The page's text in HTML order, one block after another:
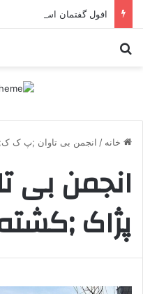
خانه / انجمن بی تاوان ;پ ک
انجمن بی
پژاک